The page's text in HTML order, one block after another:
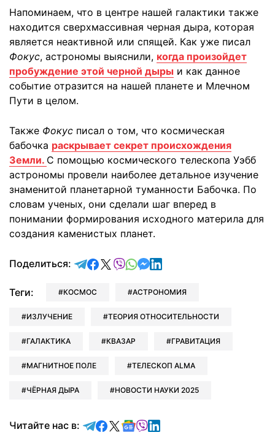
Напоминаем, что в центре нашей галактики также
находится сверхмассивная черная дыра, которая
является неактивной или спящей. Как уже писал
Фокус, астрономы выяснили, когда произойдет
пробуждение этой черной дыры и как данное
событие отразится на нашей планете и Млечном
Пути в целом.
Также Фокус писал о том, что космическая
бабочка раскрывает секрет происхождения
Земли. С помощью космического телескопа Уэбб
астрономы провели наиболее детальное изучение
знаменитой планетарной туманности Бабочка. По
словам ученых, они сделали шаг вперед в
понимании формирования исходного материла для
создания каменистых планет.
Поделиться: отправить в Telegram
поделиться в Facebook
поделиться в X
отправить в Viber
отправить в Whatsapp
отправить в Messenger
отправить в LinkedIn
Теги: КОСМОС АСТРОНОМИЯ
ИЗЛУЧЕНИЕ ТЕОРИЯ ОТНОСИТЕЛЬНОСТИ
ГАЛАКТИКА КВАЗАР ГРАВИТАЦИЯ
МАГНИТНОЕ ПОЛЕ ТЕЛЕСКОП ALMA
ЧЁРНАЯ ДЫРА НОВОСТИ НАУКИ 2025
Читайте нас в: Читайте в Telegram
Читайте в Facebook
Читайте в X
Читайте в Google news
Читайте в Viber
Читайте в LinkedIn